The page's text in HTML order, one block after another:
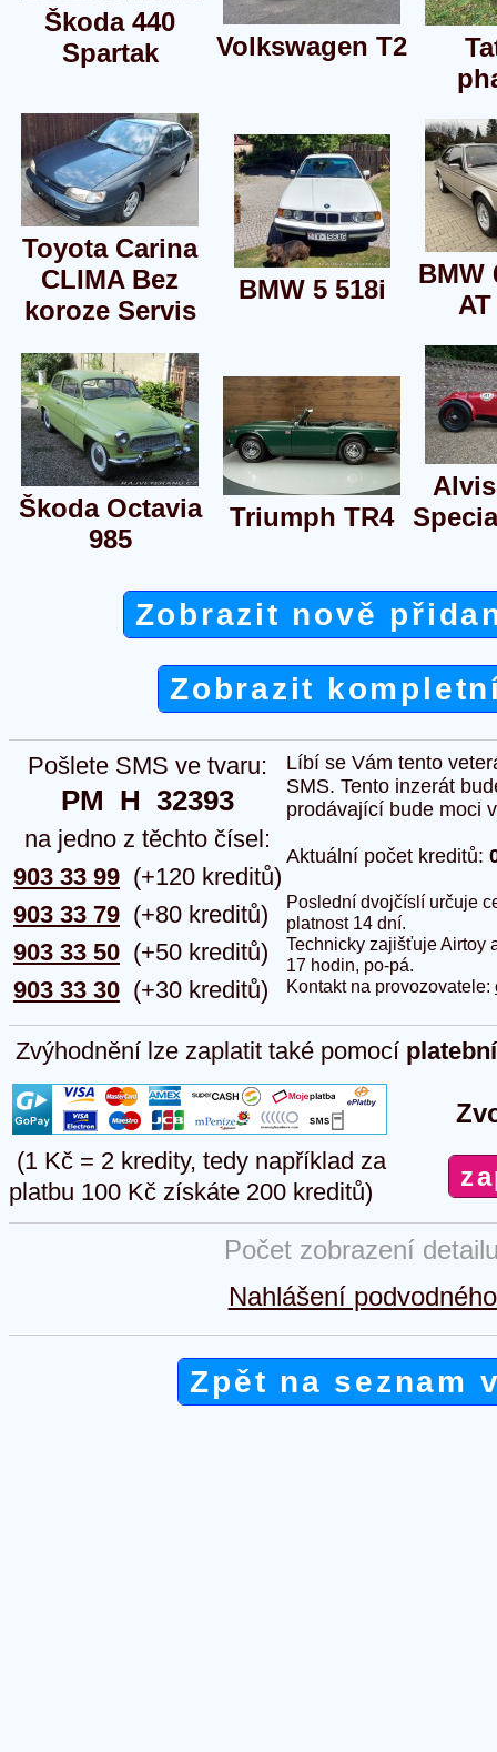
Škoda 440
Spartak
Volkswagen T2
Toyota Carina
CLIMA Bez
koroze Servis
BMW 5 518i
BMW
Škoda Octavia
985
Triumph TR4
Zobrazit nově
Zobrazit
Pošlete SMS ve tvaru:
PM  H  32393
na jedno z těchto čísel:
903 33 99
903 33 79
903 33 50
903 33 30
(+120 kreditů)
(+80 kreditů)
(+50 kreditů)
(+30 kreditů)
Líbí se Vám tento
SMS. Tento inzerát
prodávající bude moci
Aktuální počet kreditů:
Poslední dvojčíslí určuje
platnost 14 dní.
Technicky zajišťuje Airtoy
17 hodin, po-pá.
Kontakt na provozovatele:
Zvýhodnění lze zaplatit také pomocí
(1 Kč = 2 kredity, tedy například za
platbu 100 Kč získáte 200 kreditů)
Počet zobrazení
Nahlášení
Zpět na seznam